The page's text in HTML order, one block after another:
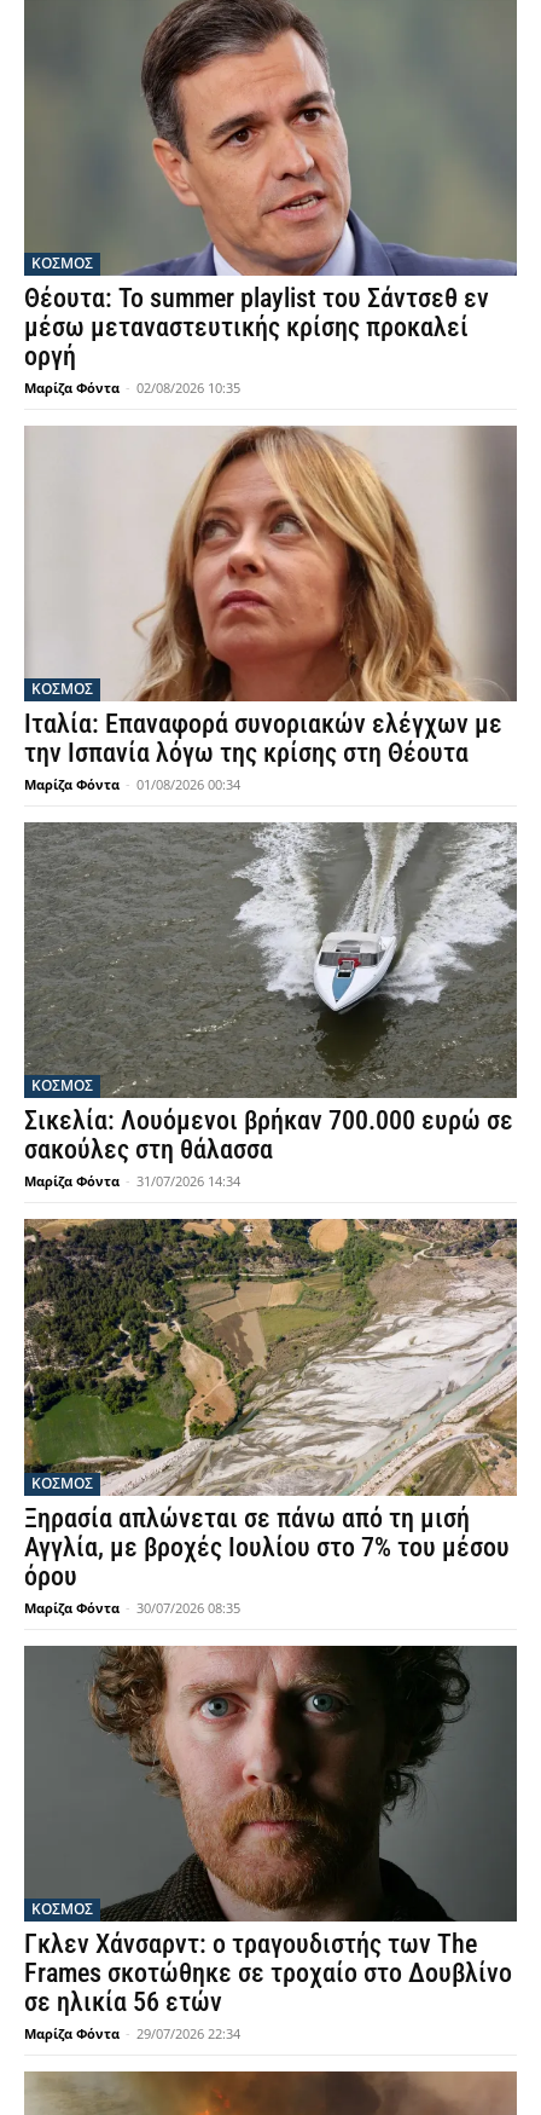
ΚΟΣΜΟΣ
Θέουτα: Το summer playlist του Σάντσεθ εν
μέσω μεταναστευτικής κρίσης προκαλεί
οργή
Μαρίζα Φόντα - 02/08/2026 10:35
ΚΟΣΜΟΣ
Ιταλία: Επαναφορά συνοριακών ελέγχων με
την Ισπανία λόγω της κρίσης στη Θέουτα
Μαρίζα Φόντα - 01/08/2026 00:34
ΚΟΣΜΟΣ
Σικελία: Λουόμενοι βρήκαν 700.000 ευρώ σε
σακούλες στη θάλασσα
Μαρίζα Φόντα - 31/07/2026 14:34
ΚΟΣΜΟΣ
Ξηρασία απλώνεται σε πάνω από τη μισή
Αγγλία, με βροχές Ιουλίου στο 7% του μέσου
όρου
Μαρίζα Φόντα - 30/07/2026 08:35
ΚΟΣΜΟΣ
Γκλεν Χάνσαρντ: ο τραγουδιστής των The
Frames σκοτώθηκε σε τροχαίο στο Δουβλίνο
σε ηλικία 56 ετών
Μαρίζα Φόντα - 29/07/2026 22:34